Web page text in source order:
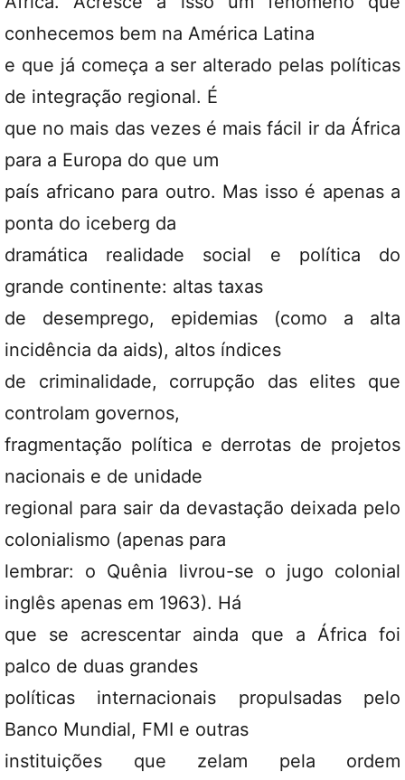
conhecemos bem na América Latina
e que já começa a ser alterado pelas políticas
de integração regional. É
que no mais das vezes é mais fácil ir da África
para a Europa do que um
país africano para outro. Mas isso é apenas a
ponta do iceberg da
dramática realidade social e política do
grande continente: altas taxas
de desemprego, epidemias (como a alta
incidência da aids), altos índices
de criminalidade, corrupção das elites que
controlam governos,
fragmentação política e derrotas de projetos
nacionais e de unidade
regional para sair da devastação deixada pelo
colonialismo (apenas para
lembrar: o Quênia livrou-se o jugo colonial
inglês apenas em 1963). Há
que se acrescentar ainda que a África foi
palco de duas grandes
políticas internacionais propulsadas pelo
Banco Mundial, FMI e outras
instituições que zelam pela ordem